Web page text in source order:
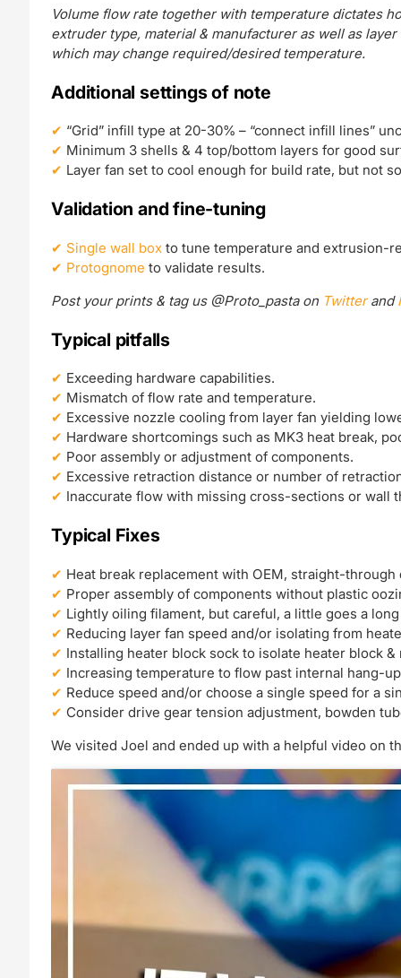
Volume flow rate together with temperature dictates
extruder type, material & manufacturer as well as
which may change required/desired temperature.
Additional settings of note
“Grid” infill type at 20-30% – “connect infill lines”
Minimum 3 shells & 4 top/bottom layers for good
Layer fan set to cool enough for build rate, but not
Validation and fine-tuning
Single wall box to tune temperature and extrusion-
Protognome to validate results.
Post your prints & tag us @Proto_pasta on Twitterand
Typical pitfalls
Exceeding hardware capabilities.
Mismatch of flow rate and temperature.
Excessive nozzle cooling from layer fan yielding
Hardware shortcomings such as MK3 heat break,
Poor assembly or adjustment of components.
Excessive retraction distance or number of
Inaccurate flow with missing cross-sections or wall
Typical Fixes
Heat break replacement with OEM, straight-
Proper assembly of components without plastic
Lightly oiling filament, but careful, a little goes a long
Reducing layer fan speed and/or isolating from
Installing heater block sock to isolate heater block
Increasing temperature to flow past internal hang-
Reduce speed and/or choose a single speed for a
Consider drive gear tension adjustment, bowden
We visited Joel and ended up with a helpful video on